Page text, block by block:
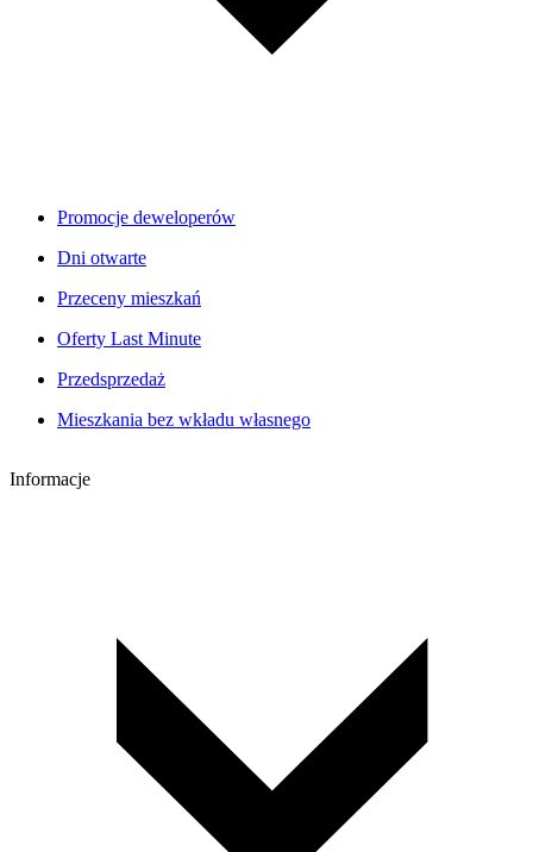
Promocje deweloperów
Dni otwarte
Przeceny mieszkań
Oferty Last Minute
Przedsprzedaż
Mieszkania bez wkładu własnego
Informacje